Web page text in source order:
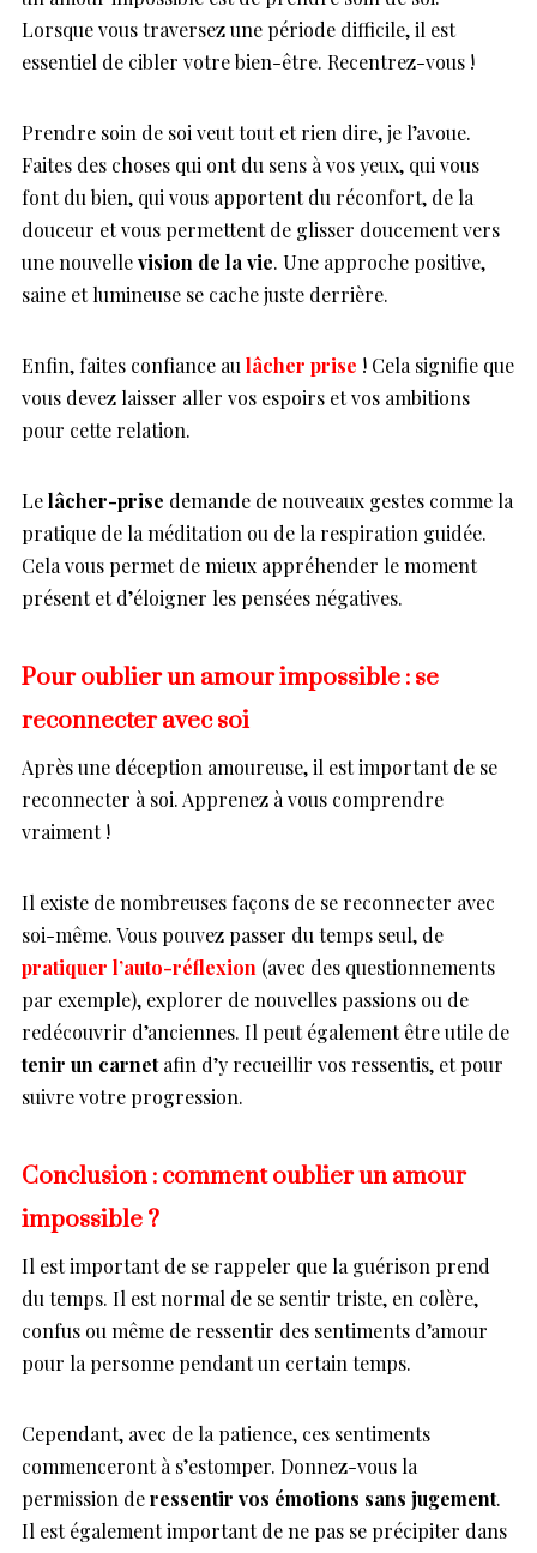
Lorsque vous traversez une période difficile, il est
essentiel de cibler votre bien-être. Recentrez-vous !
Prendre soin de soi veut tout et rien dire, je l’avoue.
Faites des choses qui ont du sens à vos yeux, qui vous
font du bien, qui vous apportent du réconfort, de la
douceur et vous permettent de glisser doucement vers
une nouvellevision de la vie. Une approche positive,
saine et lumineuse se cache juste derrière.
Enfin, faites confiance au lâcher prise ! Cela signifie que
vous devez laisser aller vos espoirs et vos ambitions
pour cette relation.
Lelâcher-prise demande de nouveaux gestes comme la
pratique de la méditation ou de la respiration guidée.
Cela vous permet de mieux appréhender le moment
présent et d’éloigner les pensées négatives.
Pour oublier un amour impossible : se
reconnecter avec soi
Après une déception amoureuse, il est important de se
reconnecter à soi. Apprenez à vous comprendre
vraiment !
Il existe de nombreuses façons de se reconnecter avec
soi-même. Vous pouvez passer du temps seul, de
pratiquer l’auto-réflexion (avec des questionnements
par exemple), explorer de nouvelles passions ou de
redécouvrir d’anciennes. Il peut également être utile de
tenir un carnetafin d’y recueillir vos ressentis, et pour
suivre votre progression.
Conclusion : comment oublier un amour
impossible ?
Il est important de se rappeler que la guérison prend
du temps. Il est normal de se sentir triste, en colère,
confus ou même de ressentir des sentiments d’amour
pour la personne pendant un certain temps.
Cependant, avec de la patience, ces sentiments
commenceront à s’estomper. Donnez-vous la
permission deressentir vos émotions sans jugement.
Il est également important de ne pas se précipiter dans